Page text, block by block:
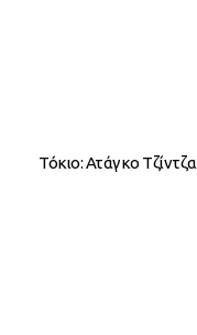
Τόκιο: Ατάγκο Τζίντζα